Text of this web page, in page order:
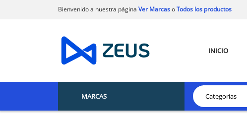
Bienvenido a nuestra página Ver MarcasoTodos los productos
INICIO
MARCAS